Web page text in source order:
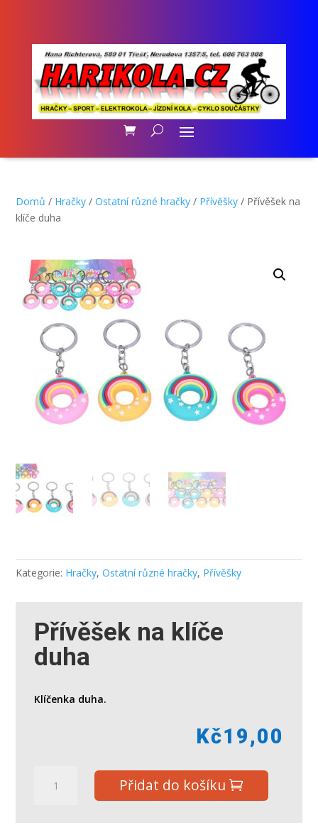
Domů / Hračky /Ostatní různé hračky / Přívěšky / Přívěšek na
klíče duha
Kategorie: Hračky,Ostatní různé hračky, Přívěšky
Přívěšek na klíče
duha
Klíčenka duha.
Kč19,00
Přidat do košíku